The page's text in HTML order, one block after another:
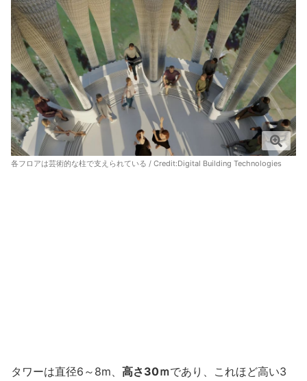
各フロアは芸術的な柱で支えられている / Credit:Digital Building Technologies
タワーは直径6～8m、 高さ30ｍであり、これほど高い3